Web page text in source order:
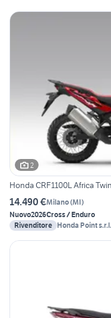
2
Honda CRF1100L Africa
14.490 €Milano(MI)
Nuovo2026Cross / Enduro
Rivenditore Honda Point